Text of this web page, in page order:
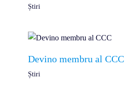
Știri
Devino membru al CCC
Știri